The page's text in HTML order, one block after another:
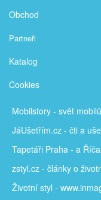
Obchod
Partneři
Katalog
Cookies
Mobilstory - svět mobilů
JáUšetřím.cz - čti a
Tapetáři Praha - a
zstyl.cz - články o
Životní styl -